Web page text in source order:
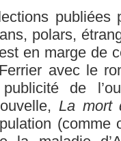
publiées
polars,
en marge de
avec le
de
La mort
(comme